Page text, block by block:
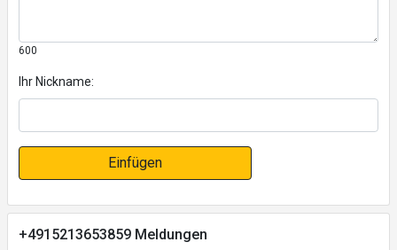
600
Ihr Nickname:
Einfügen
+4915213653859 Meldungen